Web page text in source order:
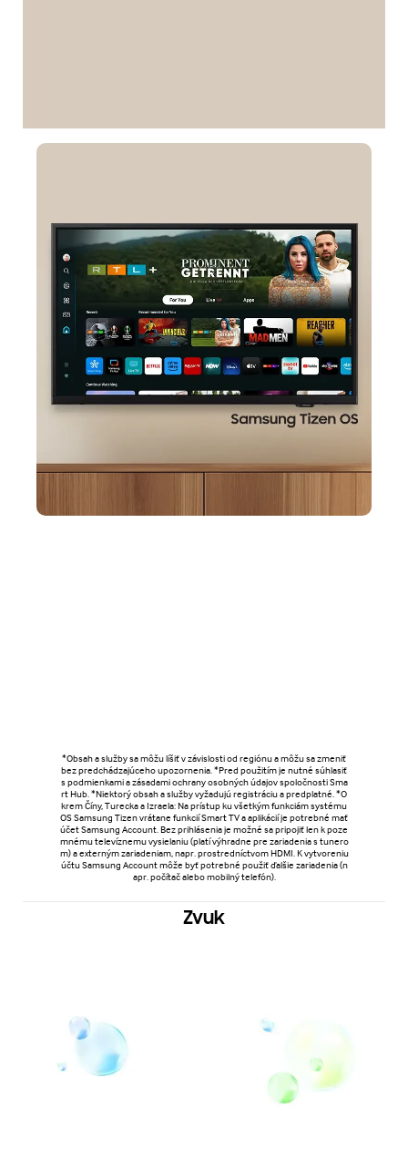
*Obsah a služby sa môžu líšiť v závislosti od regiónu a môžu sa zmeniť
bez predchádzajúceho upozornenia. *Pred použitím je nutné súhlasiť
s podmienkami a zásadami ochrany osobných údajov spoločnosti Sma
rt Hub. *Niektorý obsah a služby vyžadujú registráciu a predplatné. *O
krem Číny, Turecka a Izraela: Na prístup ku všetkým funkciám systému
OS Samsung Tizen vrátane funkcií Smart TV a aplikácií je potrebné mať
účet Samsung Account. Bez prihlásenia je možné sa pripojiť len k poze
mnému televíznemu vysielaniu (platí výhradne pre zariadenia s tunero
m) a externým zariadeniam, napr. prostredníctvom HDMI. K vytvoreniu
účtu Samsung Account môže byť potrebné použiť ďalšie zariadenia (n
apr. počítač alebo mobilný telefón).
Zvuk